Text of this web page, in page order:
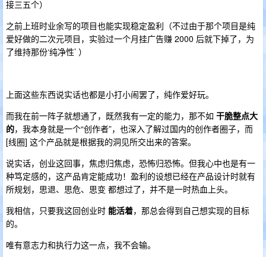
接三五个）
之前上班时业余写的项目也能实现稳定盈利（不过由于那个项目是纯
爱好做的二次元项目，实验过一个月挂广告赚 2000 后就下掉了，为
了维持那份‘纯净性’ ）
上面这些东西说实话也都是小打小闹罢了，纯作爱好玩。
而我在前一阵子就想通了，既然我有一定的能力，那不如 干脆整点大
的，我本身就是一个“创作者”，也深入了解过国内的创作者圈子，而
[线圈] 这个产品就是根据我的洞见所交出来的答案。
说实话，创业这回事，焦虑归焦虑，恐怖归恐怖。但我心中也是有一
种笃定感的，这产品肯定能成功！盈利的设想已经在产品设计时就有
所规划，思退、思危、思变 都想过了，并不是一时热血上头。
我相信，只要我这回创业时 能活着，那总会得到自己想实现的目标
的。
唯有意志力和执行力这一点，我不会输。